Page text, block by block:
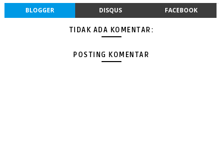
BLOGGER DISQUS FACEBOOK
TIDAK ADA KOMENTAR:
POSTING KOMENTAR